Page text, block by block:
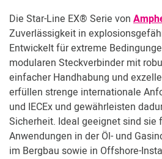
Die Star-Line EX® Serie von
Zuverlässigkeit in
Entwickelt für extreme
modularen Steckverbinder mit
einfacher Handhabung und
erfüllen strenge internationale
und IECEx und gewährleisten
Sicherheit. Ideal geeignet sind sie
Anwendungen in der Öl- und
im Bergbau sowie in Offshore-
Blog
Kontakt
Kundenbereich